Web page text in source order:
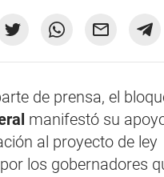
de prensa, el
manifestó su
al proyecto de ley
los gobernadores